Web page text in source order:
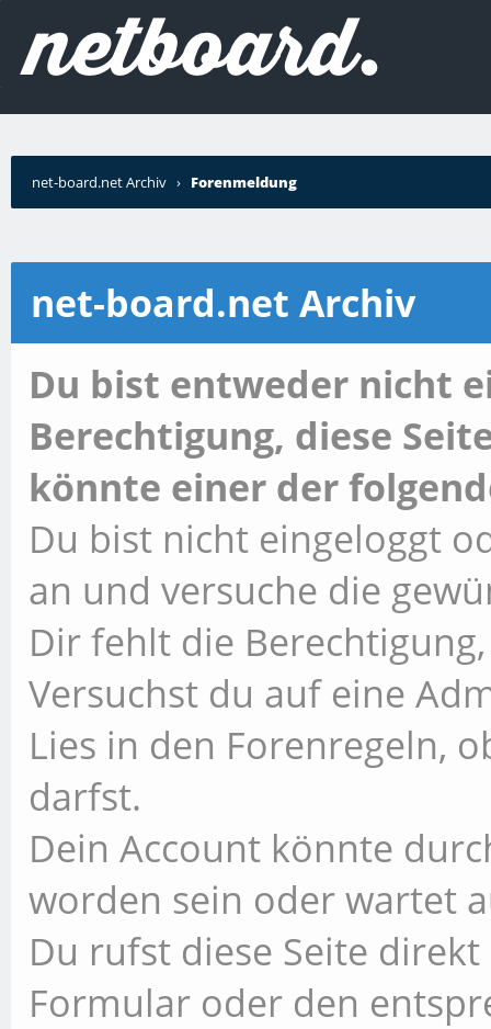
net-board.net Archiv › Forenmeldung
net-board.net Archiv
Du bist entweder nicht
Berechtigung, diese
könnte einer der
Du bist nicht eingeloggt
an und versuche die
Dir fehlt die
Versuchst du auf eine
Lies in den Forenregeln,
darfst.
Dein Account könnte
worden sein oder wartet
Du rufst diese Seite
Formular oder den